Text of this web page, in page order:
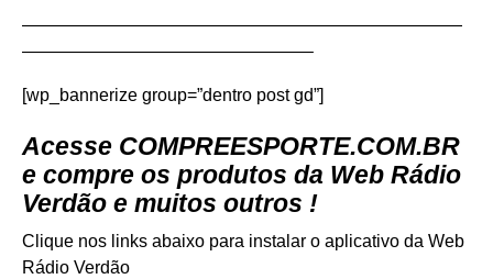
—————————————————————————
————————————————–
[wp_bannerize group=”dentro post gd”]
Acesse COMPREESPORTE.COM.BR
e compre os produtos da Web Rádio
Verdão e muitos outros !
Clique nos links abaixo para instalar o aplicativo da Web
Rádio Verdão